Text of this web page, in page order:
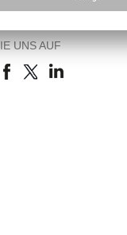
UNS AUF